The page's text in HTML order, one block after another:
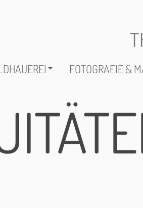
FOTOGRAFIE &